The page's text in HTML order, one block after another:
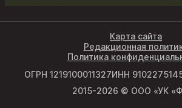
ОГРН 1219100011327ИНН
2015-2026 © ООО «УК
Карта сайта
Редакционная
Политика